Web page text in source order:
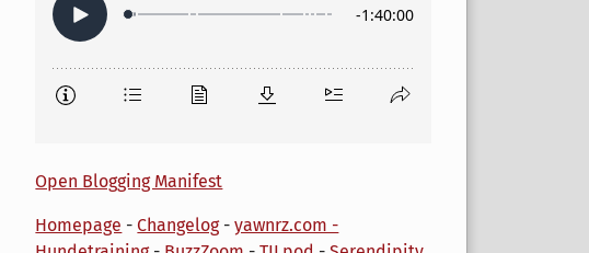
Open Blogging Manifest
Homepage -Changelog-yawnrz.com -